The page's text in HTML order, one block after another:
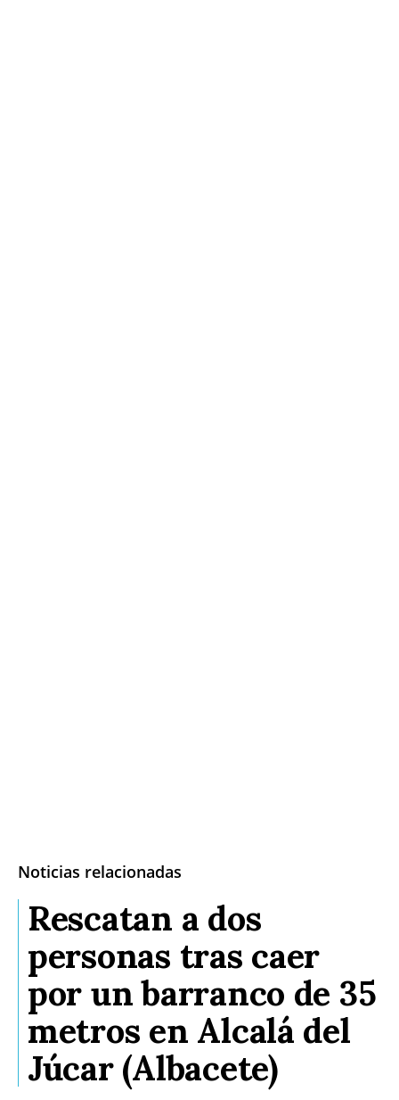
Noticias relacionadas
Rescatan a dos
personas tras caer
por un barranco de 35
metros en Alcalá del
Júcar (Albacete)